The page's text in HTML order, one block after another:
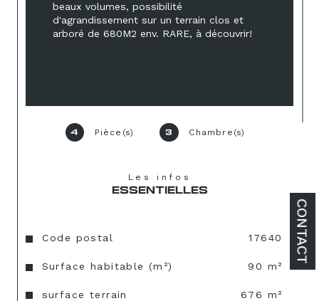
CONTACT
4 Pièce(s) 3 Chambre(s)
Les infos
ESSENTIELLES
Caractéristiques Valeurs
Code postal 17640
Surface habitable (m²) 90 m²
surface terrain 676 m²
beaux volumes, possibilité
d'agrandissement sur un terrain clos et
arboré de 680M2 env. RARE, à découvrir!